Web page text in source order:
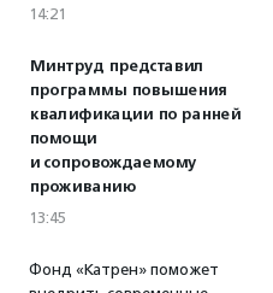
14:21
Минтруд представил
программы повышения
квалификации по ранней
помощи
и сопровождаемому
проживанию
13:45
Фонд «Катрен» поможет